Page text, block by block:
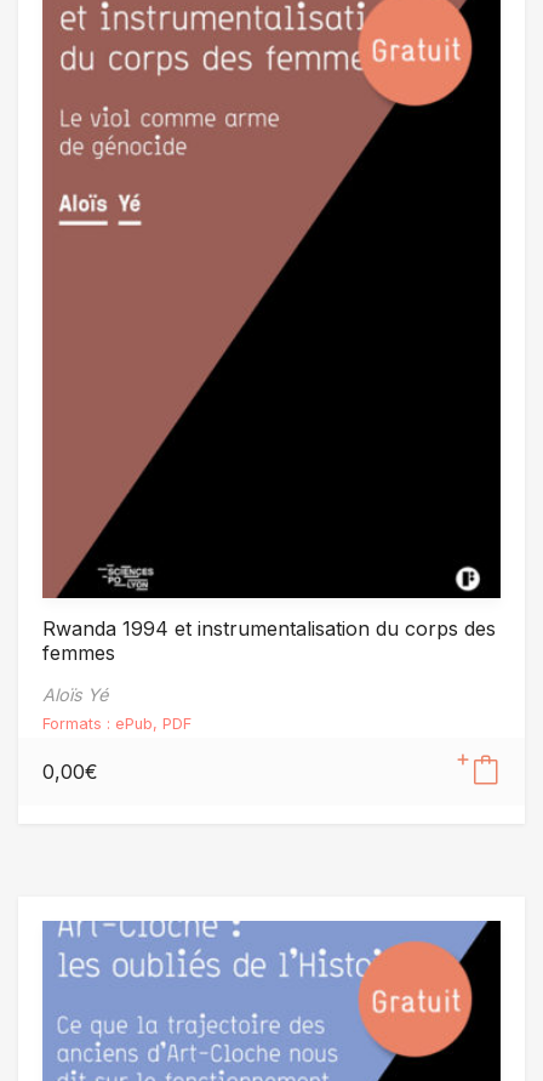
Rwanda 1994 et instrumentalisation du corps des
femmes
Aloïs Yé
Formats : ePub, PDF
0,00€